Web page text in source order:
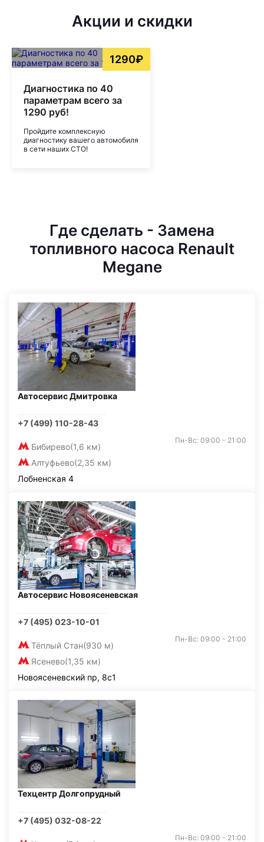
Акции и скидки
1290₽
Диагностика по 40
параметрам всего за
1290 руб!
Пройдите комплексную
диагностику вашего автомобиля
в сети наших СТО!
Где сделать - Замена
топливного насоса Renault
Megane
Автосервис Дмитровка
+7 (499) 110-28-43
Бибирево(1,6 км)
Алтуфьево(2,35 км)
Пн-Вс: 09:00 - 21:00
Лобненская 4
Автосервис Новоясеневская
+7 (495) 023-10-01
Тёплый Стан(930 м)
Ясенево(1,35 км)
Пн-Вс: 09:00 - 21:00
Новоясеневский пр, 8с1
Техцентр Долгопрудный
+7 (495) 032-08-22
Пн-Вс: 09:00 - 21:00